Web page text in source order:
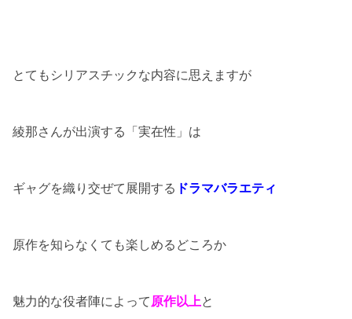
とてもシリアスチックな内容に思えますが
綾那さんが出演する「実在性」は
ギャグを織り交ぜて展開する ドラマバラエティ
原作を知らなくても楽しめるどころか
魅力的な役者陣によって 原作以上と